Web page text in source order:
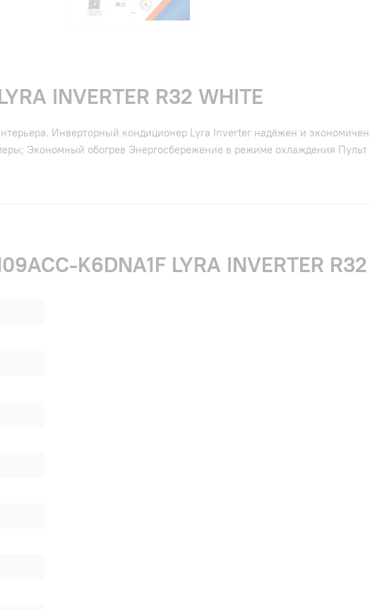
INVERTER R32 WHITE
Инверторный кондиционер Lyra Inverter надёжен и
Экономный обогрев Энергосбережение в режиме охлаждения
K6DNA1F LYRA INVERTER